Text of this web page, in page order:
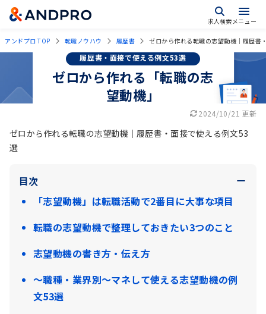
求人検索メニュー
アンドプロ TOP 転職ノウハウ 履歴書 ゼロから作れる転職の志望動機｜履歴書
履歴書・面接で使える例文53選
ゼロから作れる「転職の志
望動機」
2024/10/21 更新
ゼロから作れる転職の志望動機｜履歴書・面接で使える例文53
選
目次
「志望動機」は転職活動で2番目に大事な項目
転職の志望動機で整理しておきたい3つのこと
志望動機の書き方・伝え方
～職種・業界別～マネして使える志望動機の例
文53選